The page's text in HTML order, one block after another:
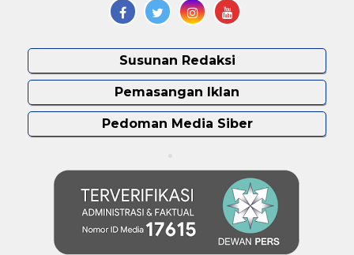
Susunan Redaksi
Pemasangan Iklan
Pedoman Media Siber